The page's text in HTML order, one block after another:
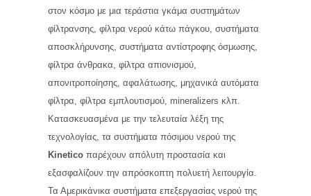
στον κόσμο με μια τεράστια γκάμα συστημάτων
φίλτρανσης, φίλτρα νερού κάτω πάγκου, συστήματα
αποσκλήρυνσης, συστήματα αντίστροφης όσμωσης,
φίλτρα άνθρακα, φίλτρα απιονισμού,
απονιτροποίησης, αφαλάτωσης, μηχανικά αυτόματα
φίλτρα, φίλτρα εμπλουτισμού, mineralizers κλπ.
Κατασκευασμένα με την τελευταία λέξη της
τεχνολογίας, τα συστήματα πόσιμου νερού της
Kinetico παρέχουν απόλυτη προστασία και
εξασφαλίζουν την απρόσκοπτη πολυετή λειτουργία.
Τα Αμερικάνικα συστήματα επεξεργασίας νερού της